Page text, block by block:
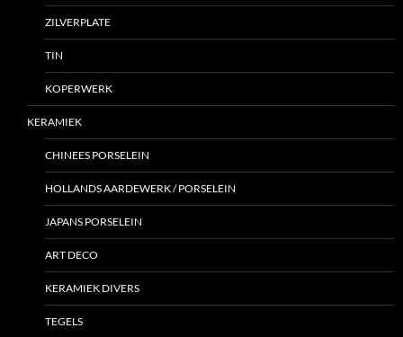
ZILVERPLATE
TIN
KOPERWERK
KERAMIEK
CHINEES PORSELEIN
HOLLANDS AARDEWERK / PORSELEIN
JAPANS PORSELEIN
ART DECO
KERAMIEK DIVERS
TEGELS